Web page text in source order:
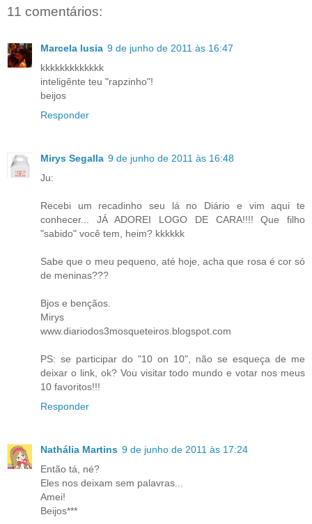
11 comentários:
Marcela lusia 9 de junho de 2011 às 16:47
kkkkkkkkkkkkk
inteligênte teu "rapzinho"!
beijos
Responder
Mirys Segalla 9 de junho de 2011 às 16:48
Ju:
Recebi um recadinho seu lá no Diário e vim aqui te
conhecer... JÁ ADOREI LOGO DE CARA!!!! Que filho
"sabido" você tem, heim? kkkkkk
Sabe que o meu pequeno, até hoje, acha que rosa é cor só
de meninas???
Bjos e bençãos.
Mirys
www.diariodos3mosqueteiros.blogspot.com
PS: se participar do "10 on 10", não se esqueça de me
deixar o link, ok? Vou visitar todo mundo e votar nos meus
10 favoritos!!!
Responder
Nathália Martins 9 de junho de 2011 às 17:24
Então tá, né?
Eles nos deixam sem palavras...
Amei!
Beijos***